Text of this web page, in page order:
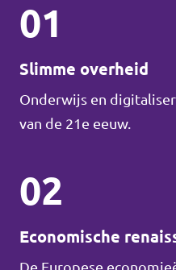
01
Slimme overheid
Onderwijs en
van de 21e eeuw.
02
Economische
De Europese